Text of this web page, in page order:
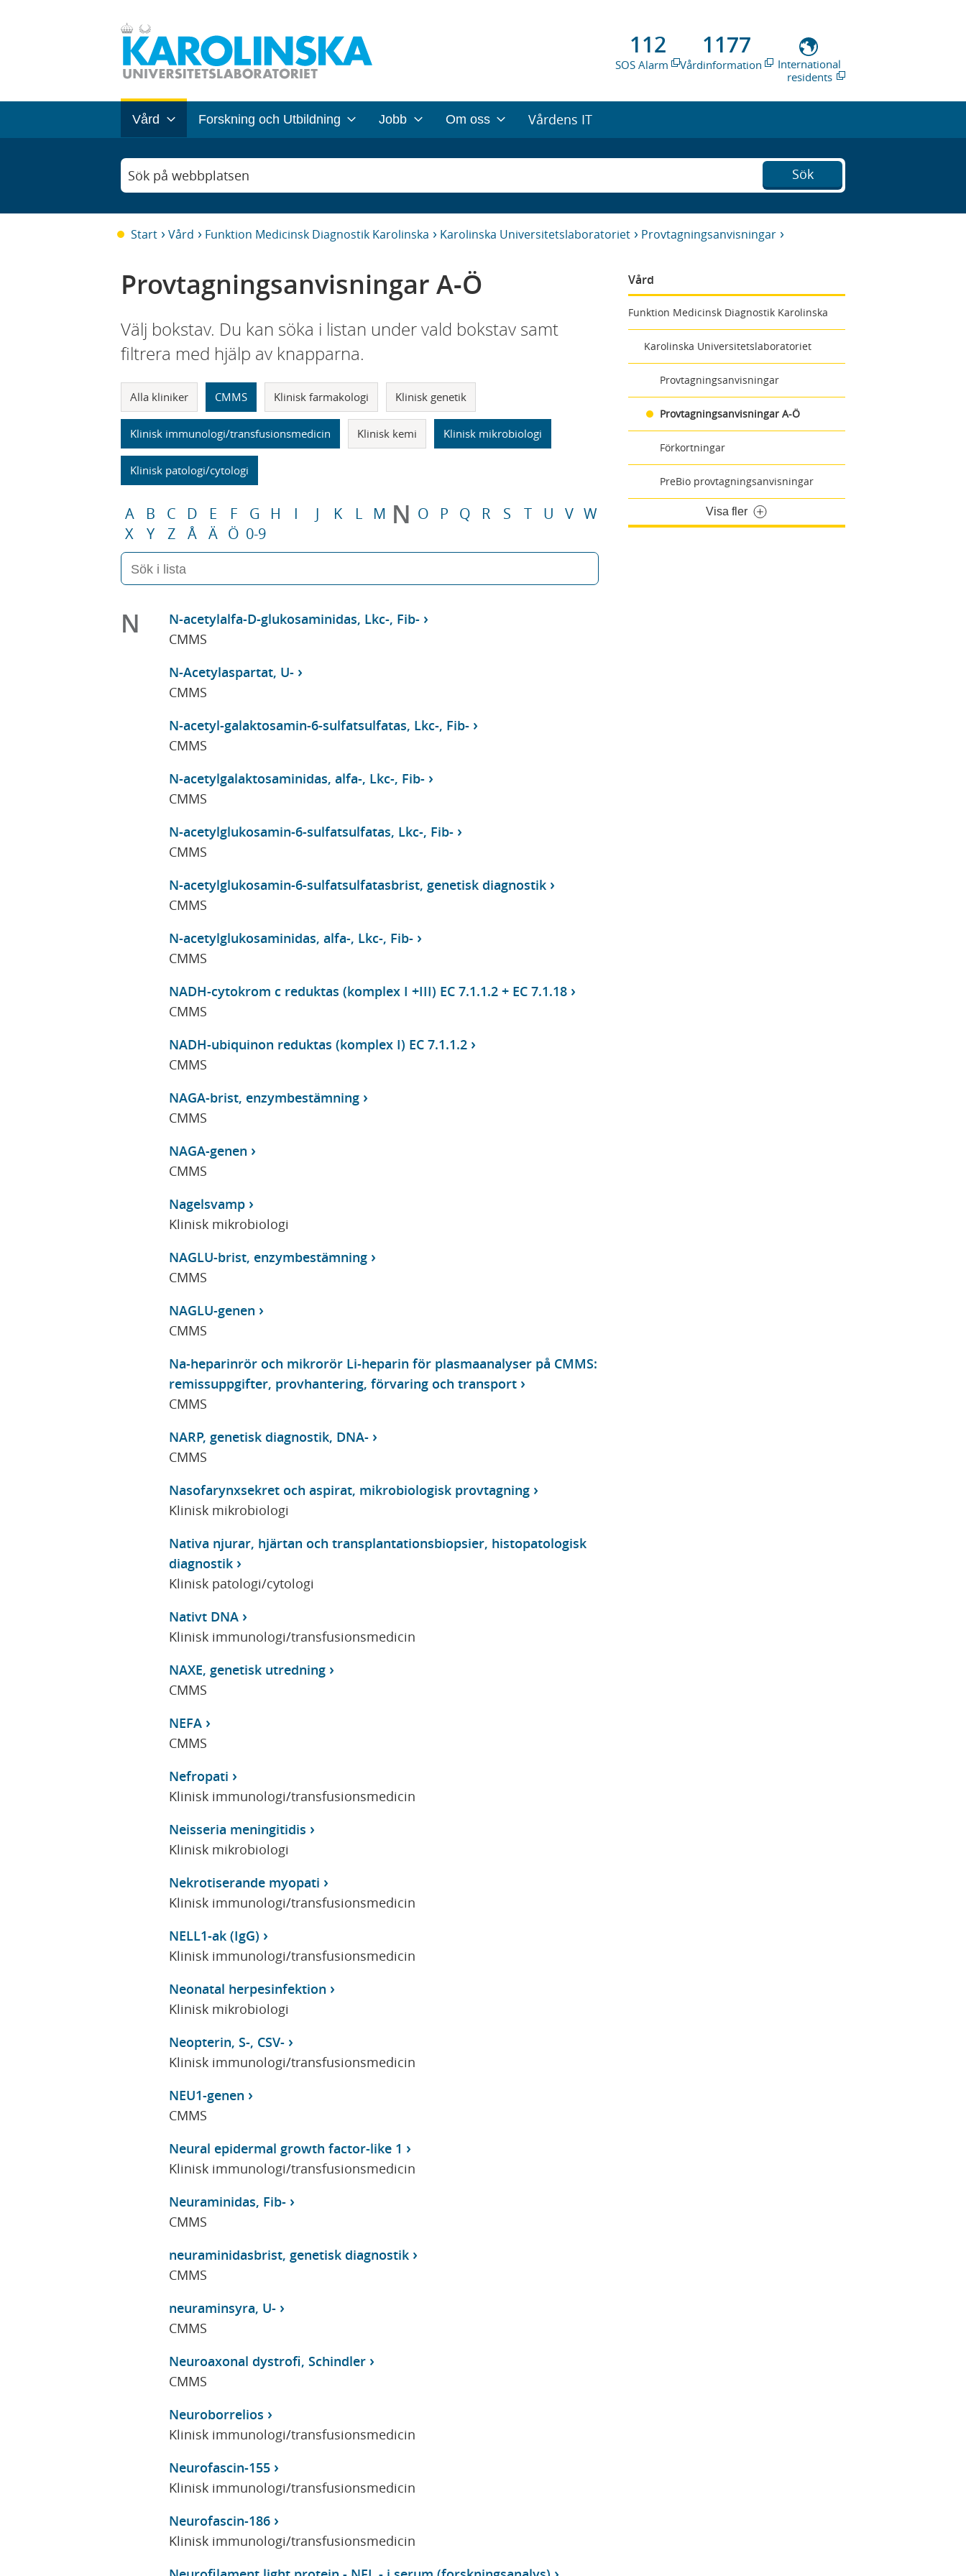
112
SOS Alarm
1177
Vårdinformation
International
residents
Vård Forskning och Utbildning Jobb Om oss Vårdens IT
Sök på webbplatsen Sök
Start Vård Funktion Medicinsk Diagnostik Karolinska Karolinska Universitetslaboratoriet Provtagningsanvisningar
Vård
Funktion Medicinsk Diagnostik Karolinska
Karolinska Universitetslaboratoriet
Provtagningsanvisningar
Provtagningsanvisningar A-Ö
Förkortningar
PreBio provtagningsanvisningar
Visa fler
Provtagningsanvisningar A-Ö
Välj bokstav. Du kan söka i listan under vald bokstav samt
filtrera med hjälp av knapparna.
Alla kliniker CMMS Klinisk farmakologi Klinisk genetik
Klinisk immunologi/transfusionsmedicin Klinisk kemi Klinisk mikrobiologi
Klinisk patologi/cytologi
A B C D E F G H I J K L M N O P Q R S T U V W
X
Y Z Å Ä Ö 0-9
N
N-acetylalfa-D-glukosaminidas, Lkc-, Fib-
CMMS
N-Acetylaspartat, U-
CMMS
N-acetyl-galaktosamin-6-sulfatsulfatas, Lkc-, Fib-
CMMS
N-acetylgalaktosaminidas, alfa-, Lkc-, Fib-
CMMS
N-acetylglukosamin-6-sulfatsulfatas, Lkc-, Fib-
CMMS
N-acetylglukosamin-6-sulfatsulfatasbrist, genetisk diagnostik
CMMS
N-acetylglukosaminidas, alfa-, Lkc-, Fib-
CMMS
NADH-cytokrom c reduktas (komplex I +III) EC 7.1.1.2 + EC 7.1.18
CMMS
NADH-ubiquinon reduktas (komplex I) EC 7.1.1.2
CMMS
NAGA-brist, enzymbestämning
CMMS
NAGA-genen
CMMS
Nagelsvamp
Klinisk mikrobiologi
NAGLU-brist, enzymbestämning
CMMS
NAGLU-genen
CMMS
Na-heparinrör och mikrorör Li-heparin för plasmaanalyser på CMMS:
remissuppgifter, provhantering, förvaring och transport
CMMS
NARP, genetisk diagnostik, DNA-
CMMS
Nasofarynxsekret och aspirat, mikrobiologisk provtagning
Klinisk mikrobiologi
Nativa njurar, hjärtan och transplantationsbiopsier, histopatologisk
diagnostik
Klinisk patologi/cytologi
Nativt DNA
Klinisk immunologi/transfusionsmedicin
NAXE, genetisk utredning
CMMS
NEFA
CMMS
Nefropati
Klinisk immunologi/transfusionsmedicin
Neisseria meningitidis
Klinisk mikrobiologi
Nekrotiserande myopati
Klinisk immunologi/transfusionsmedicin
NELL1-ak (IgG)
Klinisk immunologi/transfusionsmedicin
Neonatal herpesinfektion
Klinisk mikrobiologi
Neopterin, S-, CSV-
Klinisk immunologi/transfusionsmedicin
NEU1-genen
CMMS
Neural epidermal growth factor-like 1
Klinisk immunologi/transfusionsmedicin
Neuraminidas, Fib-
CMMS
neuraminidasbrist, genetisk diagnostik
CMMS
neuraminsyra, U-
CMMS
Neuroaxonal dystrofi, Schindler
CMMS
Neuroborrelios
Klinisk immunologi/transfusionsmedicin
Neurofascin-155
Klinisk immunologi/transfusionsmedicin
Neurofascin-186
Klinisk immunologi/transfusionsmedicin